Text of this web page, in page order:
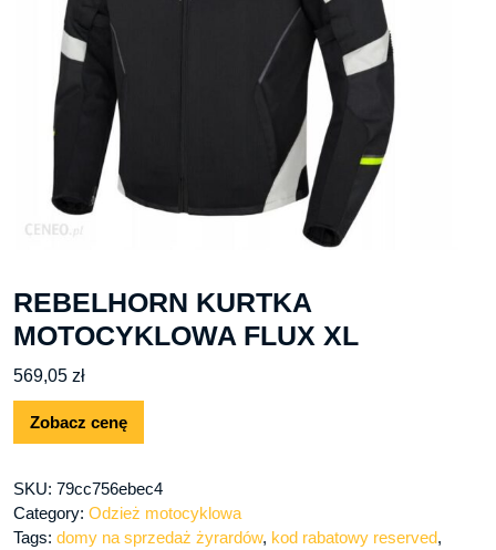
REBELHORN KURTKA
MOTOCYKLOWA FLUX XL
569,05 zł
Zobacz cenę
SKU: 79cc756ebec4
Category: Odzież motocyklowa
Tags: domy na sprzedaż żyrardów, kod rabatowy reserved,